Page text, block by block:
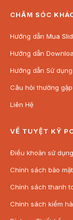
(*) Tất cả các
tối ưu để người
CHĂM SÓC
Hướng dẫn Mua
Hướng dẫn
Hướng dẫn Sử dụng
Câu hỏi thường gặp
Liên Hệ
VỀ TUYỆT KỸ
Điều khoản sử dụng
Chính sách bảo mật
Chính sách thanh
Chính sách kiểm